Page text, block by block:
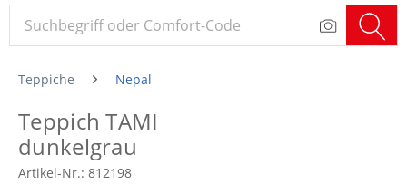
Teppiche Nepal
Teppich TAMI
dunkelgrau
Artikel-Nr.: 812198